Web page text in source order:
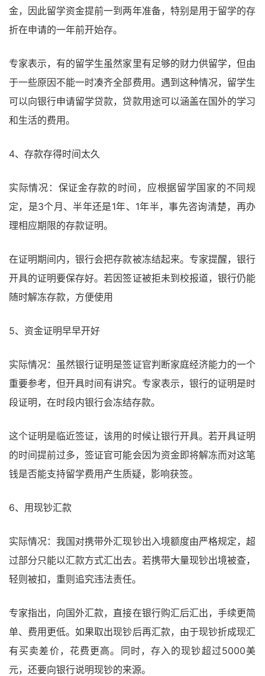
金，因此留学资金提前一到两年准备，特别是用于留学的存
折在申请的一年前开始存。
专家表示，有的留学生虽然家里有足够的财力供留学，但由
于一些原因不能一时凑齐全部费用。遇到这种情况，留学生
可以向银行申请留学贷款，贷款用途可以涵盖在国外的学习
和生活的费用。
4、存款存得时间太久
实际情况：保证金存款的时间，应根据留学国家的不同规
定，是3个月、半年还是1年、1年半，事先咨询清楚，再办
理相应期限的存款证明。
在证明期间内，银行会把存款被冻结起来。专家提醒，银行
开具的证明要保存好。若因签证被拒未到校报道，银行仍能
随时解冻存款，方便使用
5、资金证明早早开好
实际情况：虽然银行证明是签证官判断家庭经济能力的一个
重要参考，但开具时间有讲究。专家表示，银行的证明是时
段证明，在时段内银行会冻结存款。
这个证明是临近签证，该用的时候让银行开具。若开具证明
的时间提前过多，签证官可能会因为资金即将解冻而对这笔
钱是否能支持留学费用产生质疑，影响获签。
6、用现钞汇款
实际情况：我国对携带外汇现钞出入境额度由严格规定，超
过部分只能以汇款方式汇出去。若携带大量现钞出境被查，
轻则被扣，重则追究违法责任。
专家指出，向国外汇款，直接在银行购汇后汇出，手续更简
单、费用更低。如果取出现钞后再汇款，由于现钞折成现汇
有买卖差价，花费更高。同时，存入的现钞超过5000美
元，还要向银行说明现钞的来源。